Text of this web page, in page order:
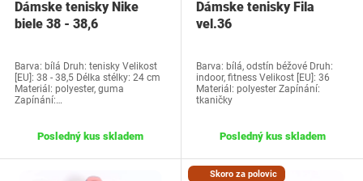
Dámske tenisky Nike
biele 38 - 38,6
Barva: bílá Druh: tenisky Velikost
[EU]: 38 - 38,5 Délka stélky: 24 cm
Materiál: polyester, guma
Zapínání:…
Posledný kus skladem
Dámske tenisky Fila
vel.36
Barva: bílá, odstín béžové Druh:
indoor, fitness Velikost [EU]: 36
Materiál: polyester Zapínání:
tkaničky
Posledný kus skladem
Skoro za polovic